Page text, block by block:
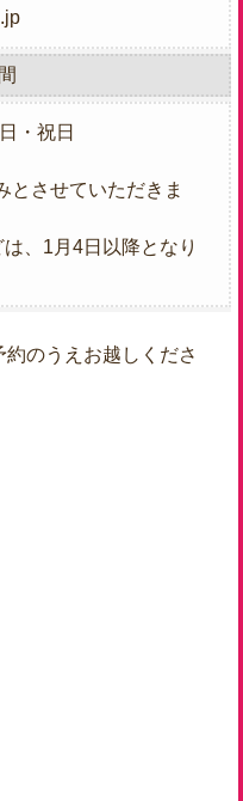
・祝日
とさせていただきま
、1月4日以降となり
のうえお越しくださ